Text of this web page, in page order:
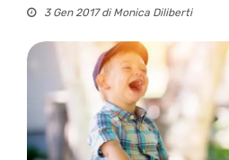
3 Gen 2017 di Monica Diliberti